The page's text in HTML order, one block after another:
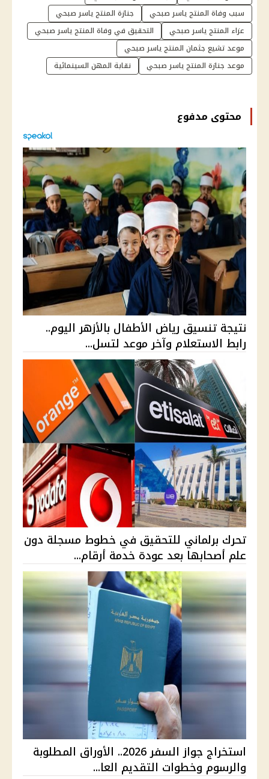
سبب وفاة المنتج ياسر صبحي
جنازة المنتج ياسر صبحي
عزاء المنتج ياسر صبحي
التحقيق في وفاة المنتج ياسر صبحي
موعد تشيع جثمان المنتج ياسر صبحي
موعد جنازة المنتج ياسر صبحي
نقابة المهن السينمائية
محتوى مدفوع
نتيجة تنسيق رياض الأطفال بالأزهر اليوم..
رابط الاستعلام وآخر موعد لتسل...
تحرك برلماني للتحقيق في خطوط مسجلة دون
علم أصحابها بعد عودة خدمة أرقام...
استخراج جواز السفر 2026.. الأوراق المطلوبة
والرسوم وخطوات التقديم العا...